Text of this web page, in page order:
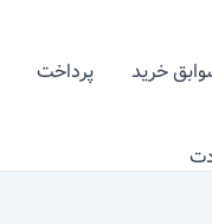
خرید پرداخت